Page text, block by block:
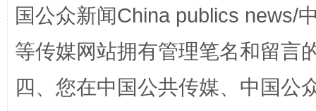
国公众新闻China publics news/
等传媒网站拥有管理笔名和留言
四、您在中国公共传媒、中国公